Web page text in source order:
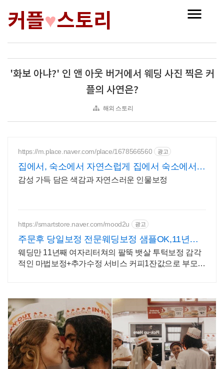
커플♥스토리
'화보 아냐?' 인 앤 아웃 버거에서 웨딩 사진 찍은 커
플의 사연은?
해외 스토리
https://m.place.naver.com/place/1678566560 광고
집에서, 숙소에서 자연스럽게 집에서 숙소에서
자연스럽게
감성 가득 담은 색감과 자연스러운 인물보정
https://smartstore.naver.com/mood2u 광고
주문후 당일보정 전문웨딩보정 샘플OK,11년완
벽보정경력
웨딩만 11년째 여자리터쳐의 팔뚝 뱃살 투턱보정 감각
적인 마법보정+추가수정 서비스 커피1잔값으로 부모님